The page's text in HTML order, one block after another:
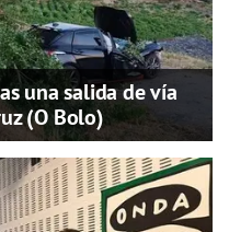
una salida de vía
(O Bolo)